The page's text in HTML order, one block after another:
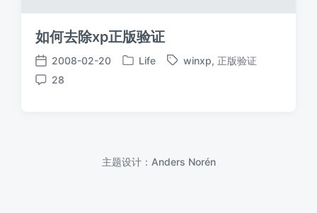
如何去除xp正版验证
发
布
2008-02-20
发
Life
标
winxp, 正版验证
评
28
主题设计： Anders Norén